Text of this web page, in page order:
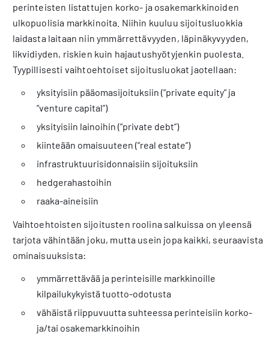
perinteisten listattujen korko- ja osakemarkkinoiden
ulkopuolisia markkinoita. Niihin kuuluu sijoitusluokkia
laidasta laitaan niin ymmärrettävyyden, läpinäkyvyyden,
likvidiyden, riskien kuin hajautushyötyjenkin puolesta.
Tyypillisesti vaihtoehtoiset sijoitusluokat jaotellaan:
yksityisiin pääomasijoituksiin (”private equity” ja
”venture capital”)
yksityisiin lainoihin (”private debt”)
kiinteään omaisuuteen (”real estate”)
infrastruktuurisidonnaisiin sijoituksiin
hedgerahastoihin
raaka-aineisiin
Vaihtoehtoisten sijoitusten roolina salkuissa on yleensä
tarjota vähintään joku, mutta usein jopa kaikki, seuraavista
ominaisuuksista:
ymmärrettävää ja perinteisille markkinoille
kilpailukykyistä tuotto-odotusta
vähäistä riippuvuutta suhteessa perinteisiin korko-
ja/tai osakemarkkinoihin